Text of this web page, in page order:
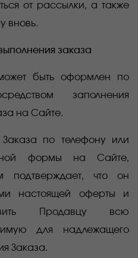
от рассылки, а также
вновь.
заказа
быть оформлен по
заполнения
на Сайте.
по телефону или
формы на Сайте,
подтверждает, что он
настоящей оферты и
Продавцу всю
для надлежащего
Заказа.